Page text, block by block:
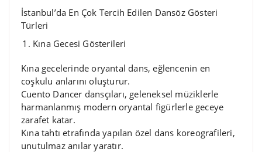
İstanbul’da En Çok Tercih Edilen Dansöz Gösteri
Türleri
Kına Gecesi Gösterileri
Kına gecelerinde oryantal dans, eğlencenin en
coşkulu anlarını oluşturur.
Cuento Dancer dansçıları, geleneksel müziklerle
harmanlanmış modern oryantal figürlerle geceye
zarafet katar.
Kına tahtı etrafında yapılan özel dans koreografileri,
unutulmaz anılar yaratır.